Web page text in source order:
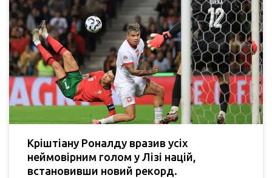
Кріштіану Роналду вразив усіх
неймовірним голом у Лізі націй,
встановивши новий рекорд.